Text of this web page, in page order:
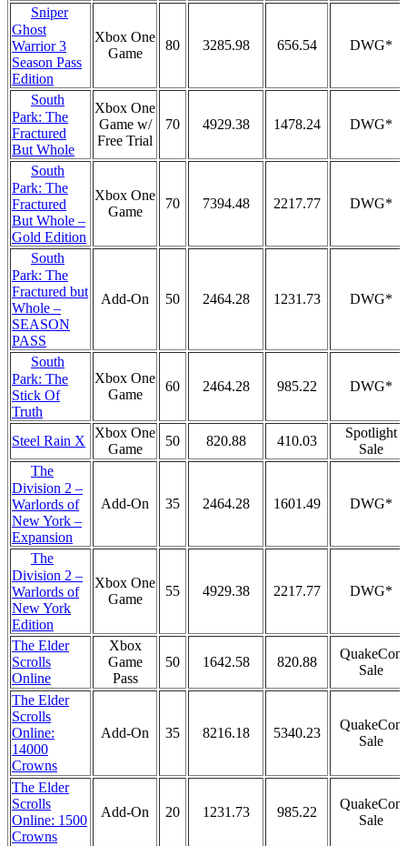
Sniper
Ghost
Warrior 3
Season Pass
Edition
Xbox One
Game
80 3285.98 656.54 DWG*
South
Park: The
Fractured
But Whole
Xbox One
Game w/
Free Trial
70 4929.38 1478.24 DWG*
South
Park: The
Fractured
But Whole –
Gold Edition
Xbox One
Game
70 7394.48 2217.77 DWG*
South
Park: The
Fractured but
Whole –
SEASON
PASS
Add-On 50 2464.28 1231.73 DWG*
South
Park: The
Stick Of
Truth
Xbox One
Game
60 2464.28 985.22 DWG*
Steel Rain X
Xbox One
Game
50 820.88 410.03
Spotlight
Sale
The
Division 2 –
Warlords of
New York –
Expansion
Add-On 35 2464.28 1601.49 DWG*
The
Division 2 –
Warlords of
New York
Edition
Xbox One
Game
55 4929.38 2217.77 DWG*
The Elder
Scrolls
Online
Xbox
Game
Pass
50 1642.58 820.88
QuakeCon
Sale
The Elder
Scrolls
Online:
14000
Crowns
Add-On 35 8216.18 5340.23
QuakeCon
Sale
The Elder
Scrolls
Online: 1500
Crowns
Add-On 20 1231.73 985.22
QuakeCon
Sale